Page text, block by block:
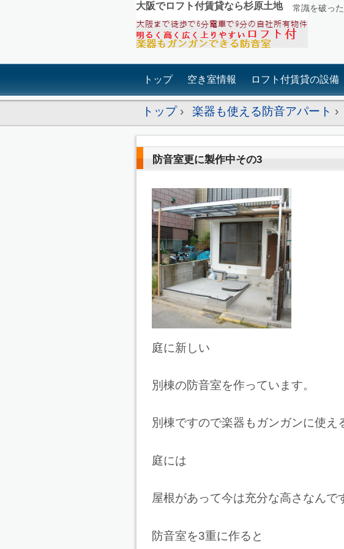
大阪でロフト付賃貸なら杉原土地 常識を破っ
トップ 空き室情報 ロフト付賃貸の設備
トップ› 楽器も使える防音アパート›
防音室更に製作中その3
庭に新しい
別棟の防音室を作っています。
別棟ですので楽器もガンガンに使え
庭には
屋根があって今は充分な高さなんで
防音室を3重に作ると